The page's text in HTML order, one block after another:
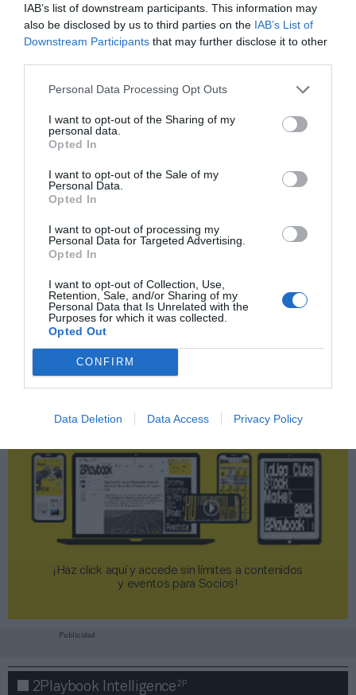
IAB’s list of downstream participants. This information may
also be disclosed by us to third parties on the IAB’s List of
Downstream Participants that may further disclose it to other
Personal Data Processing Opt Outs
I want to opt-out of the Sharing of my
personal data.
Opted In
I want to opt-out of the Sale of my
Personal Data.
Opted In
I want to opt-out of processing my
Personal Data for Targeted Advertising.
Opted In
I want to opt-out of Collection, Use,
Retention, Sale, and/or Sharing of my
Personal Data that Is Unrelated with the
Purposes for which it was collected.
Opted Out
CONFIRM
Data Deletion Data Access Privacy Policy
YouTube
The Walt Disney Company
Nombramiento
Imprimir
Publicidad
2Playbook Club2P
¡Haz click aquí y accede sin límites a contenidos
y eventos para Socios!​​​​​​​
Publicidad
2Playbook Intelligence2P